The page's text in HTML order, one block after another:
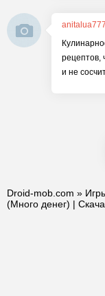
anitalua777
рецептов,
и не
Droid-mob.com »
(Много денег) |